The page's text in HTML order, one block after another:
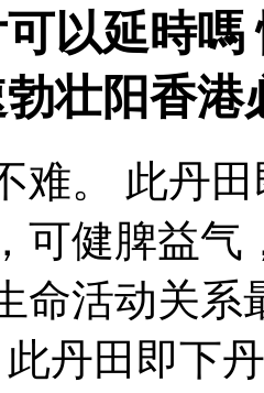
以延時
壮阳香港
难。 此丹
可健脾益
命活动关
丹田即下